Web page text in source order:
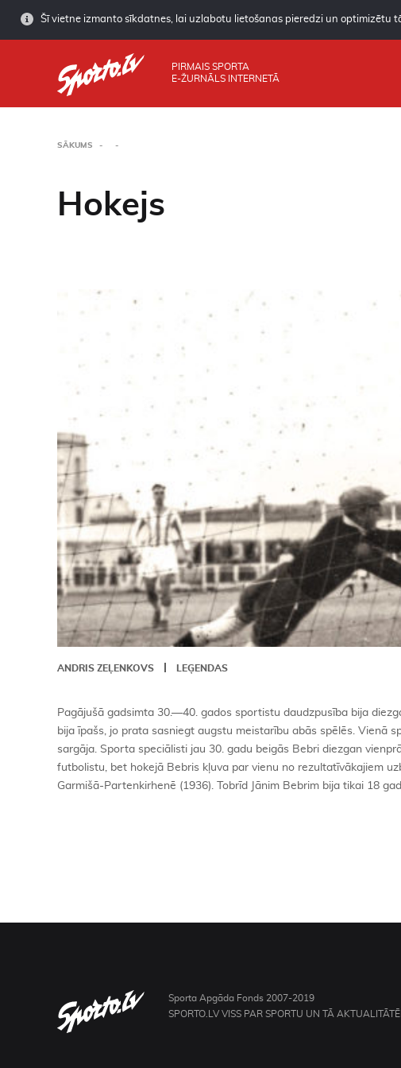
Šī vietne izmanto sīkdatnes, lai uzlabotu lietošanas pieredzi un optimizētu
PIRMAIS SPORTA
E-ŽURNĀLS INTERNETĀ
SĀKUMS
Hokejs
ANDRIS ZEĻENKOVS LEĢENDAS
Pagājušā gadsimta 30.—40. gados sportistu daudzpusība bija
bija īpašs, jo prata sasniegt augstu meistarību abās spēlēs.
sargāja. Sporta speciālisti jau 30. gadu beigās Bebri diezgan
futbolistu, bet hokejā Bebris kļuva par vienu no rezultatīvākajiem
Garmišā-Partenkirhenē (1936). Tobrīd Jānim Bebrim bija tikai 18
Sporta Apgāda Fonds 2007-2019
SPORTO.LV VISS PAR SPORTU UN TĀ